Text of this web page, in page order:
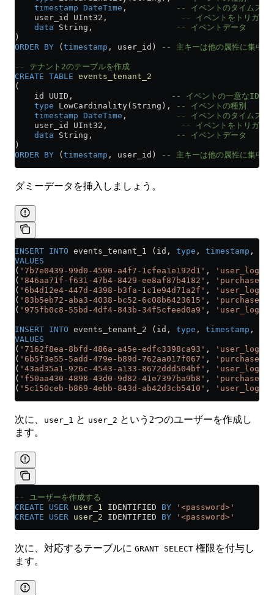
    timestamp
DateTime ,
-- イベントのタイムスタ
    user_id UInt32,
-- イベントをトリガー
    data
String,
-- イベントデータ
)
ORDER BY ( timestamp , user_id) -- 主キーは他の属性に集中さ
-- テナント2のテーブルを作成
CREATE TABLE events_tenant_2
(
    id UUID,
-- イベントの一意なID
    type
LowCardinality(String),
-- イベントの種別
    timestamp
DateTime ,
-- イベントのタイムスタ
    user_id UInt32,
-- イベントをトリガー
    data
String,
-- イベントデータ
)
ORDER BY ( timestamp , user_id) -- 主キーは他の属性に集中さ
ダミーデータを挿入しましょう。
INSERT INTO events_tenant_1 (id, type , timestamp ,
VALUES
( '7b7e0439-99d0-4590-a4f7-1cfea1e192d1' ,
'user_login'
( '846aa71f-f631-47b4-8429-ee8af87b4182' , 'purchase'
( '6b4d12e4-447d-4398-b3fa-1c1e94d71a2f' ,
( '83b5eb72-aba3-4038-bc52-6c08b6423615' , 'purchase'
( '975fb0c8-55bd-4df4-843b-34f5cfeed0a9' , 'user_login'
INSERT INTO events_tenant_2 (id, type , timestamp ,
VALUES
( '7162f8ea-8bfd-486a-a45e-edfc3398ca93' ,
'user_login'
( '6b5f3e55-5add-479e-b89d-762aa017f067' , 'purchase'
( '43ad35a1-926c-4543-a133-8672ddd504bf' ,
( 'f50aa430-4898-43d0-9d82-41e7397ba9b8' , 'purchase'
( '5c150ceb-b869-4ebb-843d-ab42d3cb5410' , 'user_login'
次に、 user_1 と user_2 という2つのユーザーを作成し
ます。
-- ユーザーを作成する
CREATE USER user_1 IDENTIFIED BY '<password>'
CREATE USER user_2 IDENTIFIED BY '<password>'
次に、対応するテーブルに GRANT SELECT 権限を付与し
ます。